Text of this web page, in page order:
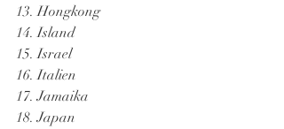
13. Hongkong
14. Island
15. Israel
16. Italien
17. Jamaika
18. Japan